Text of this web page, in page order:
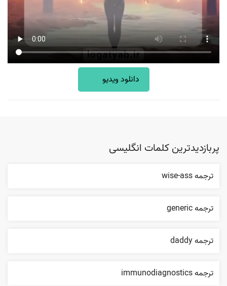
دانلود ویدیو
پربازدیدترین کلمات انگلیسی
ترجمه wise-ass
ترجمه generic
ترجمه daddy
ترجمه immunodiagnostics